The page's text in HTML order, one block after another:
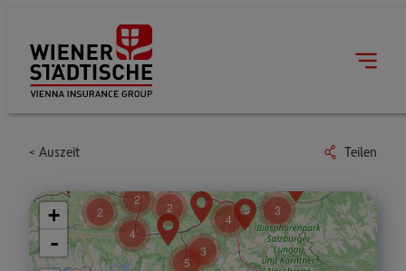
Auszeit Teilen
2
2
2
4
3
4
5
3
+
-